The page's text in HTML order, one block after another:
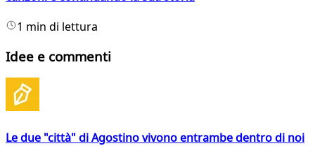
1 min di lettura
Idee e commenti
Le due "città" di Agostino vivono entrambe dentro di noi